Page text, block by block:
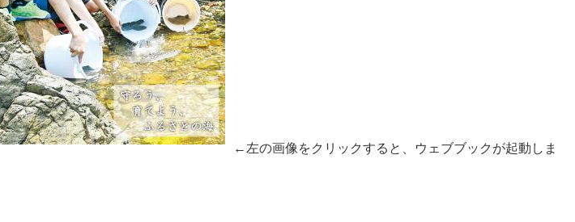
←左の画像をクリックすると、ウェブブックが起動しま